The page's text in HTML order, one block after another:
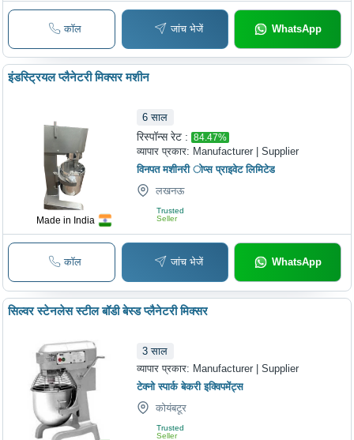
कॉल जांच भेजें WhatsApp
Made in India
इंडस्ट्रियल प्लैनेटरी मिक्सर मशीन
6 साल
रिस्पॉन्स रेट : 84.47%
व्यापार प्रकार: Manufacturer | Supplier
विनपत मशीनरी ोप्स प्राइवेट लिमिटेड
लखनऊ
Trusted
Seller
कॉल जांच भेजें WhatsApp
सिल्वर स्टेनलेस स्टील बॉडी बेस्ड प्लैनेटरी मिक्सर
3 साल
व्यापार प्रकार: Manufacturer | Supplier
टेक्नो स्पार्क बेकरी इक्विपमेंट्स
कोयंबटूर
Trusted
Seller